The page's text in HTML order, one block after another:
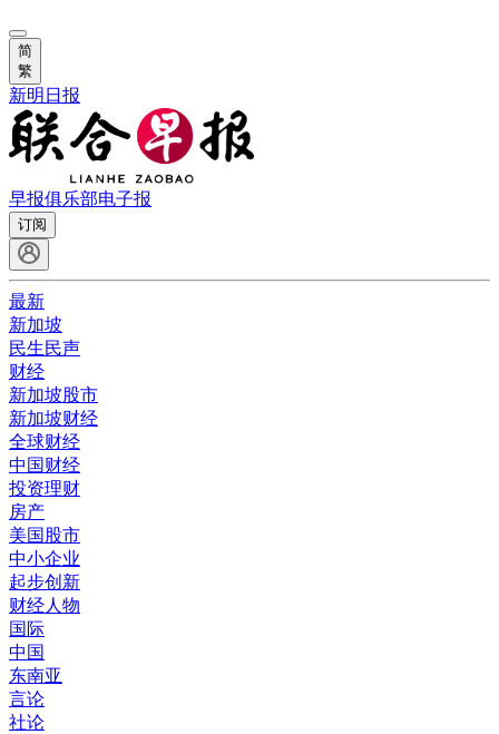
简
繁
新明日报
早报俱乐部电子报
订阅
最新
新加坡
民生民声
财经
新加坡股市
新加坡财经
全球财经
中国财经
投资理财
房产
美国股市
中小企业
起步创新
财经人物
国际
中国
东南亚
言论
社论